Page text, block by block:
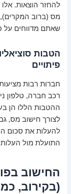
להחזר הוצאות.
מס (ברוב המקרים),
שאתם מדווחים על
הטבות
פיתויים
חברות רבות
רכב חברה, טלפון
ההטבות הללו הן
לצורך חישוב מס,
להעלות את סכום
התועלת מול
החישוב
(בקירוב,